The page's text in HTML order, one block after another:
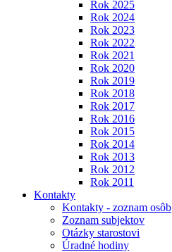
Rok 2025
Rok 2024
Rok 2023
Rok 2022
Rok 2021
Rok 2020
Rok 2019
Rok 2018
Rok 2017
Rok 2016
Rok 2015
Rok 2014
Rok 2013
Rok 2012
Rok 2011
Kontakty
Kontakty - zoznam osôb
Zoznam subjektov
Otázky starostovi
Úradné hodiny